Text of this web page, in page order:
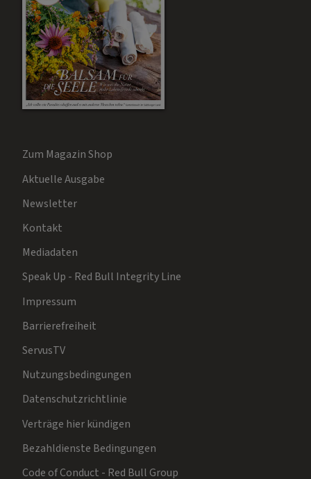
Zum Magazin Shop
Aktuelle Ausgabe
Newsletter
Kontakt
Mediadaten
Speak Up - Red Bull Integrity Line
Impressum
Barrierefreiheit
ServusTV
Nutzungsbedingungen
Datenschutzrichtlinie
Verträge hier kündigen
Bezahldienste Bedingungen
Code of Conduct - Red Bull Group